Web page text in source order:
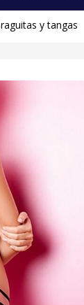
y tangas